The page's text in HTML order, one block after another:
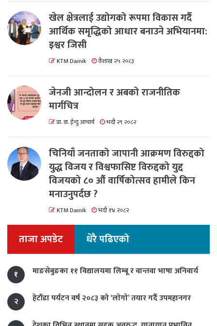
खेल क्षेत्रलाई उद्योगको रूपमा विकास गर्दै
आर्थिक समृद्धिको आधार बनाउने अभियानमा:
इश्वर जिसी
KTM Dainik वैशाख २५ २०८३
जेनजी आन्दोलन र अबको राजनीतिक
मार्गचित्र
प्रा. डा. ईन्दु आचार्य भदौ २९ २०८२
चिनियाँ जनताको जापानी आक्रमण विरुद्दको
युद्ध विजय र विश्वफासिष्ट विरुद्दको युद्द
विजयको ८० औं वार्षिकोत्सव हामीले किन
मनाउनुपर्दछ ?
KTM Dainik भदौ १४ २०८२
ताजा अपडेट धेरै पढिएको
१ माङसेबुङका ११ विद्यालयमा लिम्बू र वान्तवा भाषा अनिवार्य
२ हेटौंडा पर्यटन वर्ष २०८३ को ‘लाेगाे’ तयार गर्दै उपमहानगर